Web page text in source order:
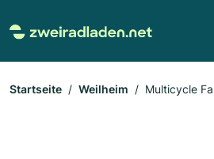
Startseite Weilheim
Multicycle